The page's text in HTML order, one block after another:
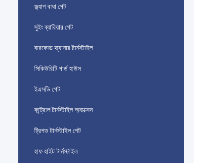
ফ্ল্যাপ বাধা গেট
সুইং ব্যারিয়ার গেট
বারকোড স্ক্যানার টার্নস্টাইল
সিকিউরিটি গার্ড হাউস
ইএসডি গেট
কন্ট্রোল টার্নস্টাইল অ্যাক্সেস
ট্রিপড টার্নস্টাইল গেট
হাফ হাইট টার্নস্টাইল